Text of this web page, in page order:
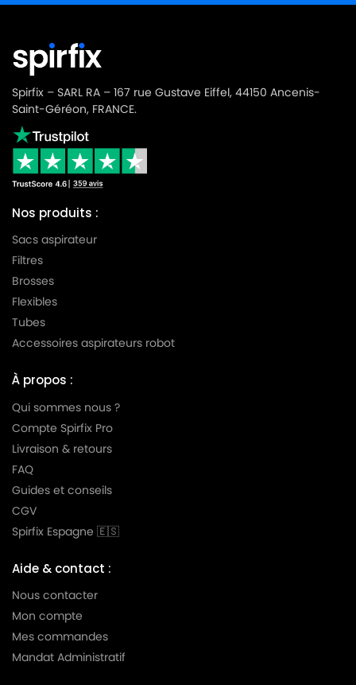
Spirfix – SARL RA – 167 rue Gustave Eiffel, 44150 Ancenis-
Saint-Géréon, FRANCE.
Nos produits :
Sacs aspirateur
Filtres
Brosses
Flexibles
Tubes
Accessoires aspirateurs robot
À propos :
Qui sommes nous ?
Compte Spirfix Pro
Livraison & retours
FAQ
Guides et conseils
CGV
Spirfix Espagne 🇪🇸
Aide & contact :
Nous contacter
Mon compte
Mes commandes
Mandat Administratif